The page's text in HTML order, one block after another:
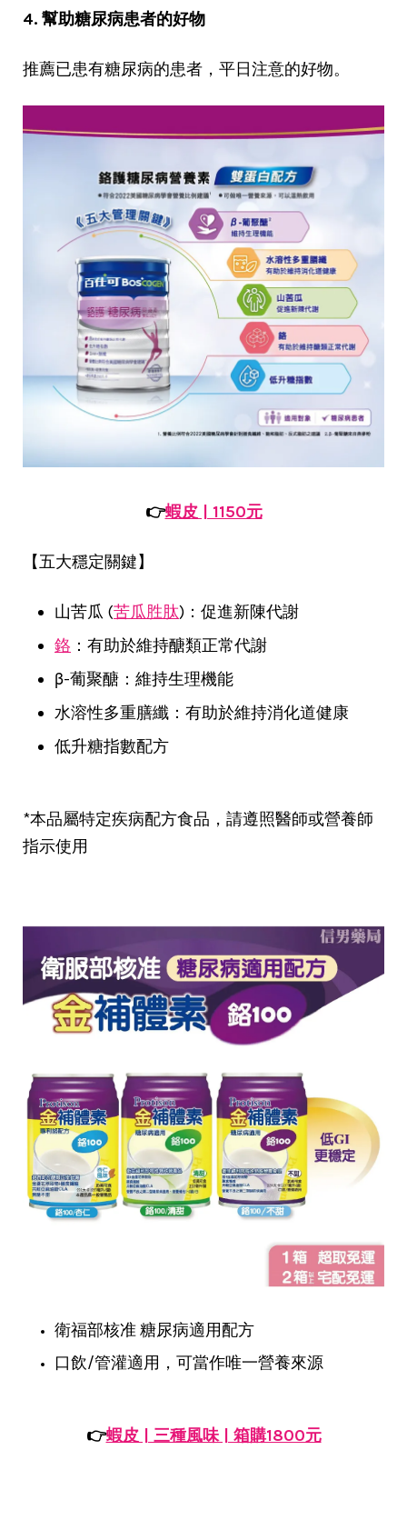
4. 幫助糖尿病患者的好物
推薦已患有糖尿病的患者，平日注意的好物。
👉蝦皮 | 1150元
【五大穩定關鍵】
山苦瓜 (苦瓜胜肽)：促進新陳代謝
鉻 ：有助於維持醣類正常代謝
β-葡聚醣：維持生理機能
水溶性多重膳纖：有助於維持消化道健康
低升糖指數配方
*本品屬特定疾病配方食品，請遵照醫師或營養師
指示使用
衛福部核准 糖尿病適用配方
口飲/管灌適用，可當作唯一營養來源
👉蝦皮 | 三種風味 | 箱購1800元